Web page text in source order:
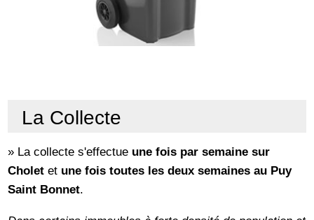
La Collecte
» La collecte s'effectue une fois par semaine sur
Cholet et une fois toutes les deux semaines au Puy
Saint Bonnet.